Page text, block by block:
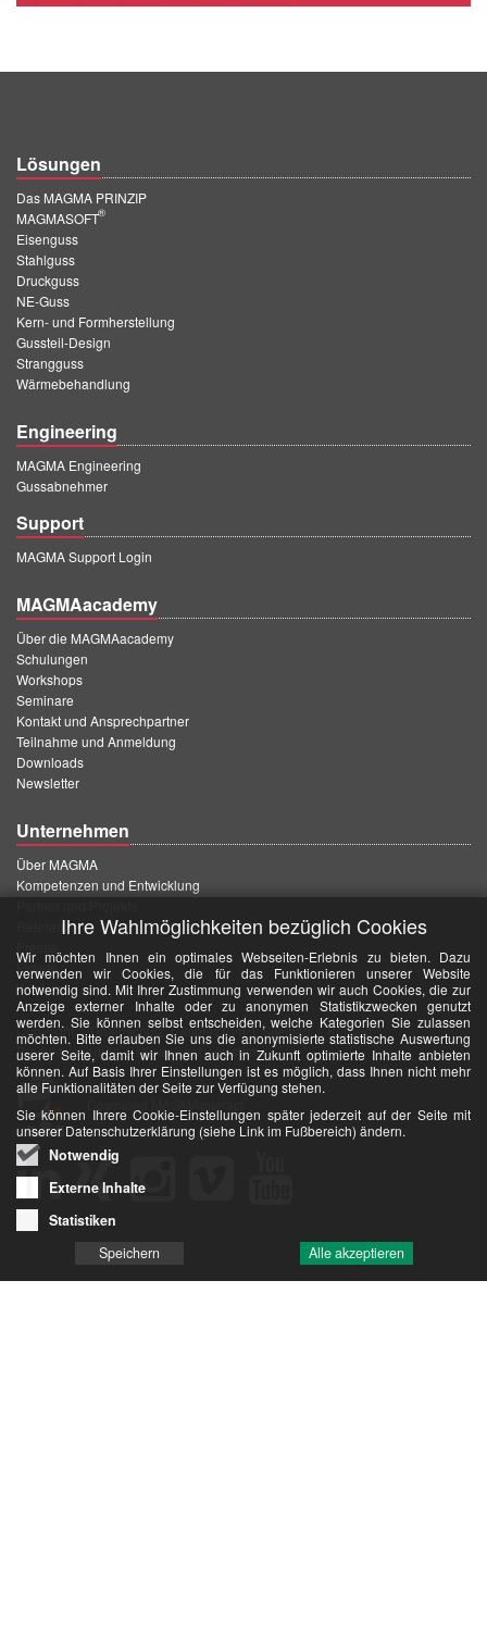
Lösungen
Das MAGMA PRINZIP
MAGMASOFT
®
Eisenguss
Stahlguss
Druckguss
NE-Guss
Kern- und Formherstellung
Gussteil-Design
Strangguss
Wärmebehandlung
Engineering
MAGMA Engineering
Gussabnehmer
Support
MAGMA Support Login
MAGMAacademy
Über die MAGMAacademy
Schulungen
Workshops
Seminare
Kontakt und Ansprechpartner
Teilnahme und Anmeldung
Downloads
Newsletter
Unternehmen
Über MAGMA
Kompetenzen und Entwicklung
Referenzen
Events
Karriere
Copyright|Datenschutz|Impressum|Sitemap|Kontakt|
Produktsicherheit| Hinweisgebersystem
®
Ihre Wahlmöglichkeiten bezüglich Cookies
Wir möchten Ihnen ein optimales Webseiten-Erlebnis zu bieten. Dazu
verwenden wir Cookies, die für das Funktionieren unserer Website
notwendig sind. Mit Ihrer Zustimmung verwenden wir auch Cookies, die zur
Anzeige externer Inhalte oder zu anonymen Statistikzwecken genutzt
werden. Sie können selbst entscheiden, welche Kategorien Sie zulassen
möchten. Bitte erlauben Sie uns die anonymisierte statistische Auswertung
userer Seite, damit wir Ihnen auch in Zukunft optimierte Inhalte anbieten
können. Auf Basis Ihrer Einstellungen ist es möglich, dass Ihnen nicht mehr
alle Funktionalitäten der Seite zur Verfügung stehen.
Sie können Ihrere Cookie-Einstellungen später jederzeit auf der Seite mit
unserer Datenschutzerklärung (siehe Link im Fußbereich) ändern.
Notwendig
Externe Inhalte
Statistiken
Speichern
Alle akzeptieren